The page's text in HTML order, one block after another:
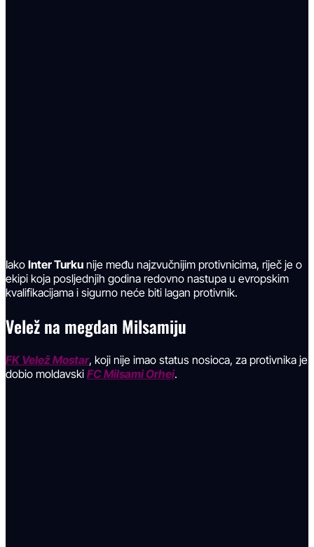
Iako Inter Turku nije među najzvučnijim protivnicima, riječ je o
ekipi koja posljednjih godina redovno nastupa u evropskim
kvalifikacijama i sigurno neće biti lagan protivnik.
Velež na megdan Milsamiju
FK Velež Mostar, koji nije imao status nosioca, za protivnika je
dobio moldavski FC Milsami Orhei.